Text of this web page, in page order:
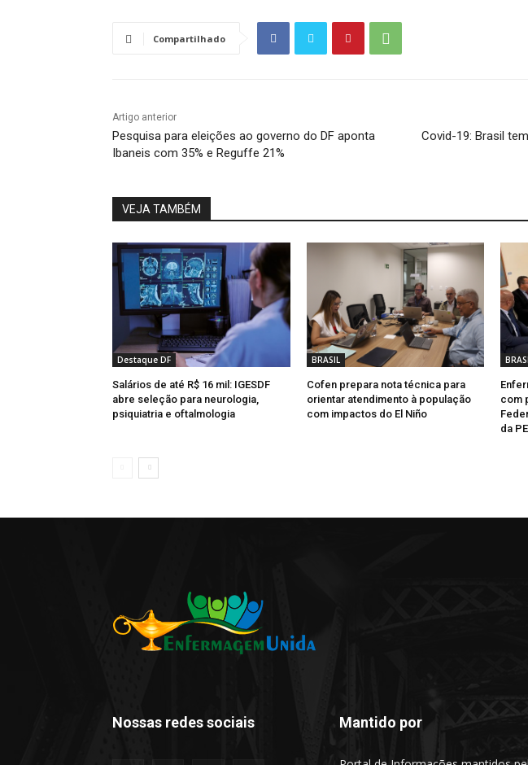
Compartilhado
Artigo anterior
Pesquisa para eleições ao governo do DF aponta
Ibaneis com 35% e Reguffe 21%
Covid-19: Brasil
VEJA TAMBÉM
Destaque DF
Salários de até R$ 16 mil: IGESDF
abre seleção para neurologia,
psiquiatria e oftalmologia
BRASIL
Cofen prepara nota técnica para
orientar atendimento à população
com impactos do El Niño
com
da
Nossas redes sociais Mantido por